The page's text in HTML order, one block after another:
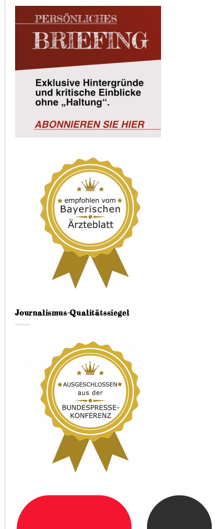
Journalismus-Qualitätssiegel